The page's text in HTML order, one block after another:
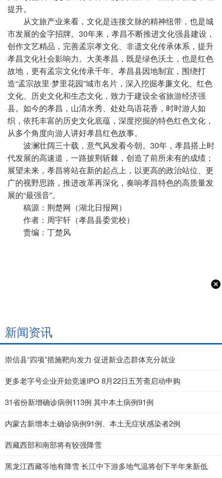
提升。
从文旅产业来看，文化是连接文脉的精神纽带，也是城
市发展的金字招牌。30年来，孝昌不断推进文化强县建设，
创作文艺精品，完善孟宗孝文化、非遗文化传承体系，提升
孝昌文化社会影响力。大美孝昌，既是绿色沃土，也是红色
故地，更有孟宗文化传承千年。孝昌县因地制宜，围绕打
造“孟宗故里·梦里花园”城市名片，深入挖掘孝廉文化、红色
文化、历史文化和生态文化，致力于建设全省旅游经济强
县。如今的孝昌，山清水秀、处处鸟语花香，时时游人如
织，依托丰富的历史文化底蕴，深度挖掘的特色红色文化，
从多个角度向游人讲好孝昌红色故事。
波澜壮阔三十载，意气风发看今朝。30年，孝昌搭上时
代发展的高速道，一路披荆斩棘，创造了前所未有的成绩；
展望未来，孝昌将站在新的起点上，以更高的政治站位、更
广的视野思路，推进改革再深化，奏响孝昌特色的高质量发
展的“最强音”。
稿源：荆楚网（湖北日报网）
作者：周宇轩（孝昌县委党校）
责编：丁楚风
新闻资讯
崇信县“四项”措施靶向发力 促进新业态群体充分就业
更多老字号企业开始竞速IPO 8月22日五芳斋启动申购
31省份新增确诊病例113例 其中本土病例91例
内蒙古新增本土确诊病例91例、本土无症状感染者2例
西藏西部和南部将有较强降雪
黑龙江西藏等地有降雪 长江中下游多地气温将创下半年来新低